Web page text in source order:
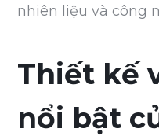
nhiên liệu và công
Thiết kế
nổi bật